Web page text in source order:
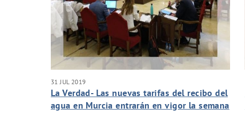
31 JUL 2019
La Verdad- Las nuevas tarifas del recibo del
agua en Murcia entrarán en vigor la semana